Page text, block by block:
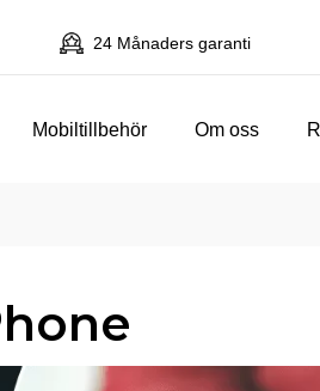
24 Månaders garanti
Mobiltillbehör Om oss